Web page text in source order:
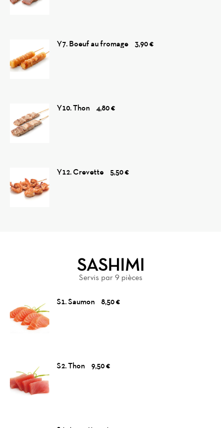
Y7. Boeuf au fromage 3,90 €
Y10. Thon 4,80 €
Y12. Crevette 5,50 €
SASHIMI
Servis par 9 pièces
S1. Saumon 8,50 €
S2. Thon 9,50 €
Home